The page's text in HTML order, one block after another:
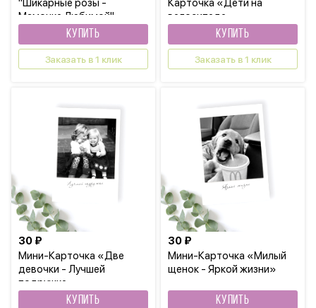
"Шикарные розы -
Мамочке Любимой"
КУПИТЬ
Заказать в 1 клик
Карточка «Дети на
велосипеде»
КУПИТЬ
Заказать в 1 клик
Мини-Карточка «Две
девочки - Лучшей
подружке »
30 ₽
КУПИТЬ
Мини-Карточка «Милый
щенок - Яркой жизни»
30 ₽
КУПИТЬ